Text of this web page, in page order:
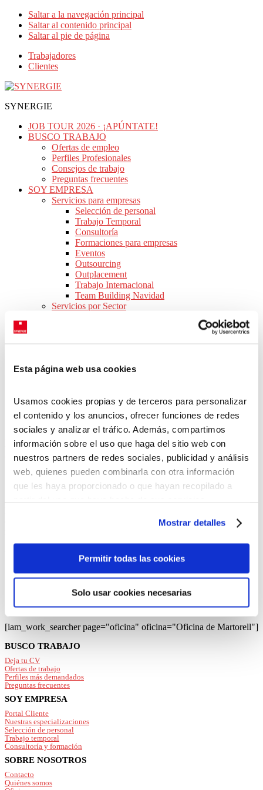
Esta página web usa cookies
Usamos cookies propias y de terceros para personalizar
el contenido y los anuncios, ofrecer funciones de redes
sociales y analizar el tráfico. Además, compartimos
información sobre el uso que haga del sitio web con
nuestros partners de redes sociales, publicidad y análisis
web, quienes pueden combinarla con otra información
que les haya proporcionado o que hayan recopilado a
“Permitir todas las cookies”, rechazarlas todas salvo las
estrictamente técnicas pulsando el botón “Solo usar
cookies necesarias” o seleccionar aquellas para las que
presta su consentimiento pulsando el botón “Permitir
Consulta nuestraPolítica de Cookies
momento en el botón que aparece en la esquina
izquierda de la página.
Mostrar detalles
Permitir todas las cookies
Solo usar cookies necesarias
Saltar a la navegación principal
Saltar al contenido principal
Saltar al pie de página
Trabajadores
Clientes
SYNERGIE
JOB TOUR 2026 · ¡APÚNTATE!
BUSCO TRABAJO
Ofertas de empleo
Perfiles Profesionales
Consejos de trabajo
Preguntas frecuentes
SOY EMPRESA
Servicios para empresas
Selección de personal
Trabajo Temporal
Consultoría
Formaciones para empresas
Eventos
Outsourcing
Outplacement
Trabajo Internacional
Team Building Navidad
Servicios por Sector
Conócenos
Responsabilidad social corporativa
Únete a nuestro equipo
CONTACTO
Inicio>Ofertas de trabajo en España>Catalunya >Provincia de
Barcelona
Martorell
ofertas de trabajo enMartorell
empleo en Martorell, donde podrás buscar el trabajo que se adapte
listado de ofertas de empleo en nuestra
oficina deMartorell
[iam_work_searcher page="oficina" oficina="Oficina de Martorell"]
Footer
BUSCO TRABAJO
Deja tu CV
Ofertas de trabajo
Perfiles más demandados
Preguntas frecuentes
SOY EMPRESA
Portal Cliente
Nuestras especializaciones
Selección de personal
Trabajo temporal
Consultoría y formación
SOBRE NOSOTROS
Contacto
Quiénes somos